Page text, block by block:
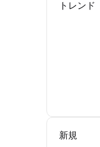
トレンド
新規